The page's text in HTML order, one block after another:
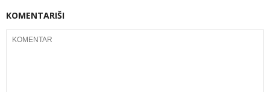
KOMENTARIŠI